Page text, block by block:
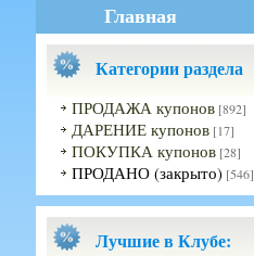
Главная
Категории раздела
ПРОДАЖА купонов [892]
ДАРЕНИЕ купонов [17]
ПОКУПКА купонов [28]
ПРОДАНО (закрыто) [546]
Лучшие в Клубе: